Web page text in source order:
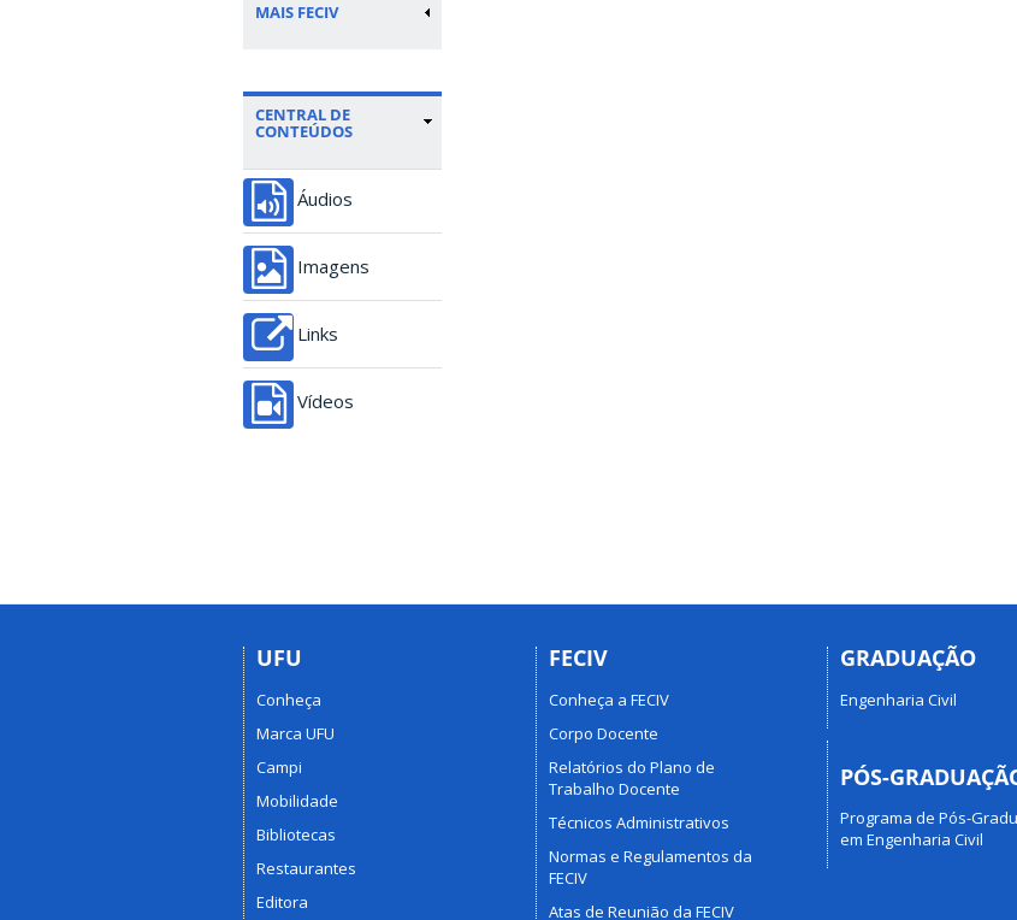
MAIS FECIV
CENTRAL DE
CONTEÚDOS
Áudios
Imagens
Links
Vídeos
UFU
Conheça
Marca UFU
Campi
Mobilidade
Bibliotecas
Restaurantes
Editora
FECIV
Conheça a FECIV
Corpo Docente
Relatórios do Plano de
Trabalho Docente
Técnicos Administrativos
Normas e Regulamentos da
FECIV
Atas de Reunião da FECIV
GRADUAÇÃO
Engenharia Civil
PÓS-
Programa de Pós-
em Engenharia Civil